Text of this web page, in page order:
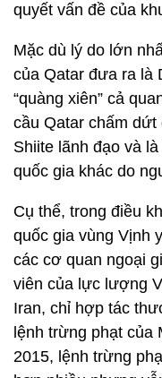
quyết vấn đề của
Mặc dù lý do lớn
của Qatar đưa ra là
“quàng xiên” cả
cầu Qatar chấm
Shiite lãnh đạo và
quốc gia khác do
Cụ thể, trong điều
quốc gia vùng Vịnh
các cơ quan ngoại
viên của lực lượng
Iran, chỉ hợp tác
lệnh trừng phạt của
2015, lệnh trừng